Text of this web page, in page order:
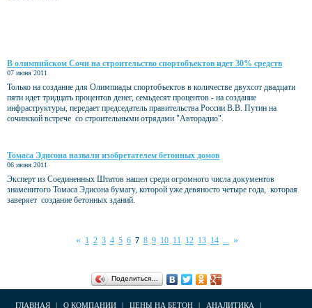
В олимпийском Сочи на строительство спортобъектов идет 30% средств
07 июня 2011
Только на создание для Олимпиады спортобъектов в количестве двухсот двадцати
пяти идет тридцать процентов денег, семьдесят процентов - на создание
инфраструктуры, передает председатель правительства России В.В. Путин на
сочинской встрече со строительными отрядами "Авторадио".
Томаса Эдисона назвали изобретателем бетонных домов
06 июня 2011
Эксперт из Соединенных Штатов нашел среди огромного числа документов
знаменитого Томаса Эдисона бумагу, которой уже девяносто четыре года, которая
заверяет создание бетонных зданий.
« 1 2 3 4 5 6 7 8 9 10 11 12 13 14 ... »
Поделиться…
ГЛАВНАЯ | О КОМПАНИИ | ЦЕНЫ НА БЕТОН | АНАЛИТИКА |